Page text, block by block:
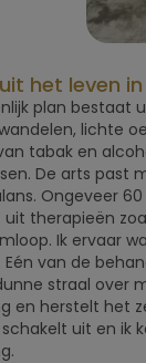
het leven
plan bestaat
lichte
tabak en
De arts past
Ongeveer
therapieën
Ik ervaar
van de
straal over
en herstelt het
uit en ik